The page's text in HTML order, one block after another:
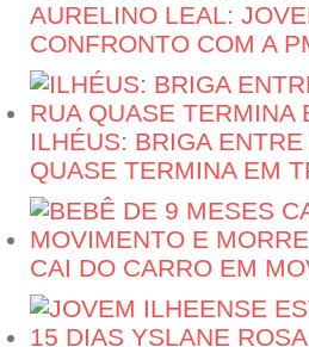
AURELINO LEAL:
CONFRONTO COM A
ILHÉUS: BRIGA
QUASE TERMINA EM
CAI DO CARRO EM